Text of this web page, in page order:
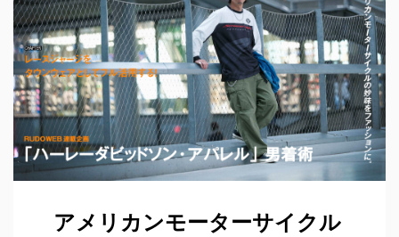
t
i
o
n
アメリカンモーターサイクル